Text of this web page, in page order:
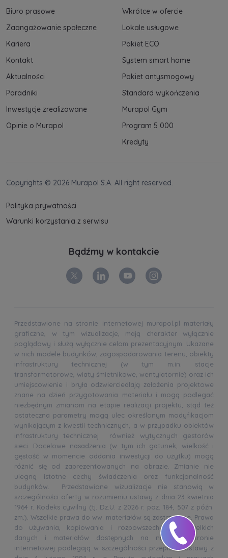
Biuro prasowe
Zaangażowanie społeczne
Kariera
Kontakt
Aktualności
Poradniki
Inwestycje zrealizowane
Opinie o Murapol
Wkrótce w ofercie
Lokale usługowe
Pakiet ECO
System smart home
Pakiet antysmogowy
Standard wykończenia
Murapol Gym
Program 5 000
Kredyty
Copyrights © 2026 Murapol S.A. All right reserved.
Polityka prywatności
Warunki korzystania z serwisu
Bądźmy w kontakcie
Przedstawione na stronie internetowej murapol.pl materiały
graficzne, w tym wizualizacje, mają charakter wyłącznie
poglądowy i służą wyłącznie celom prezentacyjnym. Ukazane
w nich modele budynków, zagospodarowania terenu, obiekty
infrastruktury technicznej (w tym m.in. stacje
transformatorowe, wiaty śmietnikowe, wentylatornie) oraz ich
umiejscowienie i bryła odzwierciedlają założenia projektowe
znane na dzień przygotowania materiału i mogą podlegać
niezbędnym zmianom na etapie realizacji projektu, stąd też
ostateczna parametry mogą ulec określonym modyfikacjom
wynikającym z kwestii technicznych, a w przypadku obiektów
infrastruktury technicznej również wytycznych gestorów
sieci. Docelowe nasadzenia (w tym ich gatunek, wielkość i
gęstość w momencie oddania inwestycji do użytku) mogą
różnić się od zaprezentowanych na obrazie. Zmianie nie
ulegną istotne cechy świadczenia oraz funkcjonalność
budynków. Przedstawione wizualizacje nie stanowią w
szczególności oferty w rozumieniu ustawy z dnia 23 kwietnia
1964 r. Kodeks cywilny (tj. Dz.U. z 2026 r. poz. 184, 507 z późn.
zm.). Wszelkie prawa do ww. materiałów są zastrzeżone. Prawa
do używania, kopiowania i rozpowszechniania wszelkich
danych i materiałów dostępnych na niniejszej stronie
internetowej podlegają w szczególności przepisom ustawy z